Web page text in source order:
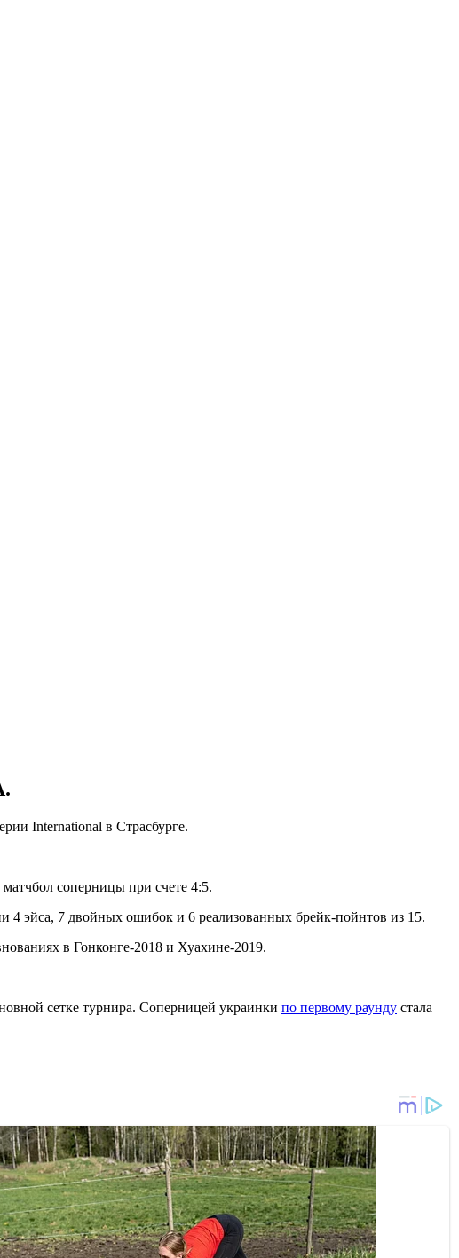
International в Страсбурге.
соперницы при счете 4:5.
4 эйса, 7 двойных ошибок и 6 реализованных брейк-пойнтов из 15.
в Гонконге-2018 и Хуахине-2019.
сетке турнира. Соперницей украинки по первому раунду стала